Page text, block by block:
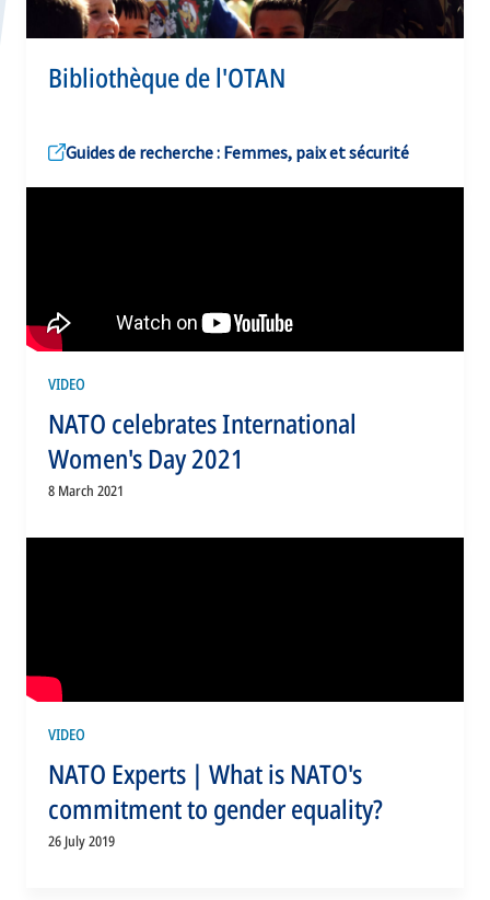
Bibliothèque de l'OTAN
Guides de recherche : Femmes, paix et sécurité
VIDEO
NATO celebrates International
Women's Day 2021
8 March 2021
VIDEO
NATO Experts | What is NATO's
commitment to gender equality?
26 July 2019